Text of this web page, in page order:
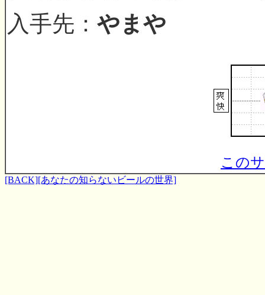
入手先： やまや
この
[BACK][あなたの知らないビールの世界]